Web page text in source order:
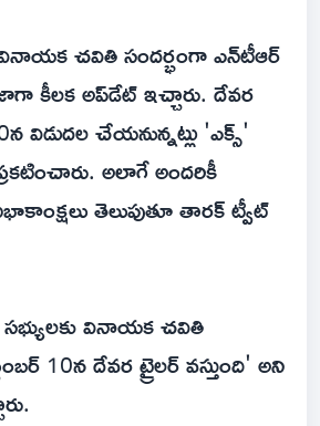
చ‌వితి సంద‌ర్భంగా ఎన్‌టీఆర్
కీల‌క అప్‌డేట్ ఇచ్చారు. దేవ‌ర
విడుద‌ల చేయ‌నున్న‌ట్లు 'ఎక్స్'
అలాగే అంద‌రికీ
తెలుపుతూ తార‌క్ ట్వీట్
వినాయక చవితి
10న దేవర ట్రైలర్ వ‌స్తుంది' అని